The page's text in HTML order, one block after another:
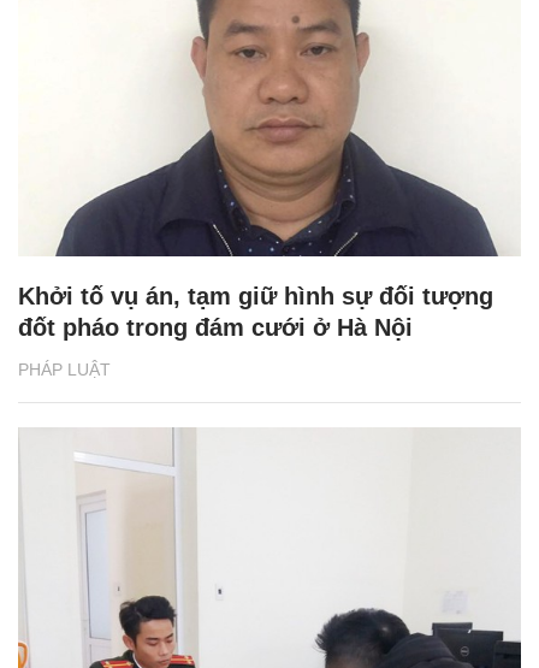
PHÁP LUẬT
Khởi tố vụ án, tạm giữ hình sự đối tượng
đốt pháo trong đám cưới ở Hà Nội